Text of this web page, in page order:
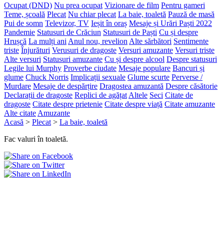
Ocupat (DND) Nu prea ocupat Vizionare de film Pentru gameri
Teme, școală Plecat Nu chiar plecat La baie, toaletă Pauză de masă
Pui de somn Televizor, TV Ieșit în oraș Mesaje și Urări Paști 2022
Pandemie Statusuri de Crăciun Statusuri de Paști Cu și despre
Hrușcă La mulți ani Anul nou, revelion Alte sărbători Sentimente
triste Înjurături Verusuri de dragoste Versuri amuzante Versuri triste
Alte versuri Statusuri amuzante Cu și despre alcool Despre statusuri
Legile lui Murphy Proverbe ciudate Mesaje populare Bancuri și
glume Chuck Norris Implicații sexuale Glume scurte Perverse /
Murdare Mesaje de despărțire Dragostea amuzantă Despre căsătorie
Declarații de dragoste Replici de agățat Altele Seci Citate de
dragoste Citate despre prietenie Citate despre viață Citate amuzante
Alte citate Amuzante
Acasă > Plecat > La baie, toaletă
Fac valuri în toaletă.